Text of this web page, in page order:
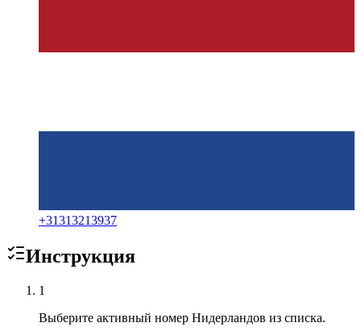
+31313213937
Инструкция
1
Выберите активный номер Нидерландов из списка.